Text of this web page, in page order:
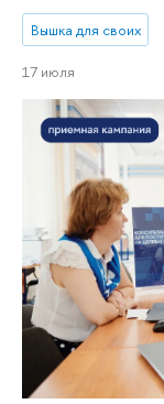
Вышка для своих
17 июля